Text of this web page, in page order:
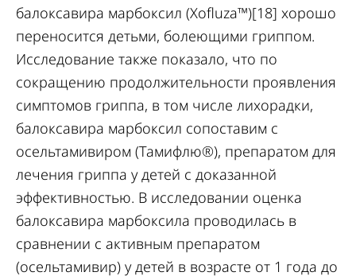
балоксавира марбоксил (Xofluza™)[18] хорошо
переносится детьми, болеющими гриппом.
Исследование также показало, что по
сокращению продолжительности проявления
симптомов гриппа, в том числе лихорадки,
балоксавира марбоксил сопоставим с
осельтамивиром (Тамифлю®), препаратом для
лечения гриппа у детей с доказанной
эффективностью. В исследовании оценка
балоксавира марбоксила проводилась в
сравнении с активным препаратом
(осельтамивир) у детей в возрасте от 1 года до